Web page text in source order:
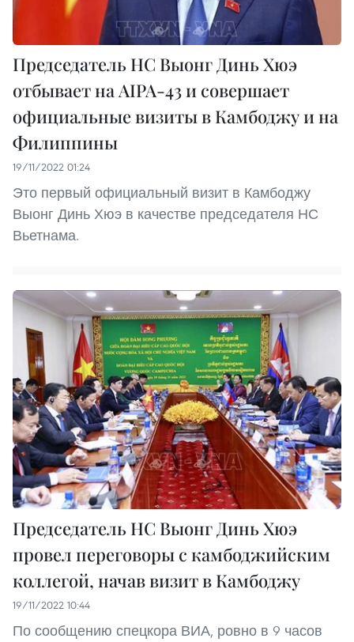
Председатель НС Выонг Динь Хюэ
отбывает на AIPA-43 и совершает
официальные визиты в Камбоджу и на
Филиппины
19/11/2022 01:24
Это первый официальный визит в Камбоджу
Выонг Динь Хюэ в качестве председателя НС
Вьетнама.
Председатель НС Выонг Динь Хюэ
провел переговоры с камбоджийским
коллегой, начав визит в Камбоджу
19/11/2022 10:44
По сообщению спецкора ВИА, ровно в 9 часов